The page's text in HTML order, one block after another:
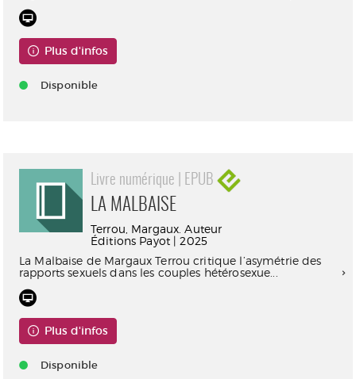
Plus d'infos
Disponible
Livre numérique | EPUB
LA MALBAISE
Terrou, Margaux. Auteur
Éditions Payot | 2025
La Malbaise de Margaux Terrou critique l’asymétrie des
rapports sexuels dans les couples hétérosexue...
Plus d'infos
Disponible